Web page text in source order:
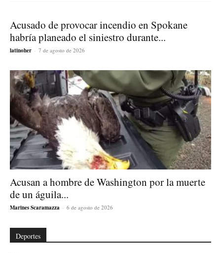
Acusado de provocar incendio en Spokane
habría planeado el siniestro durante...
latinoher - 7 de agosto de 2026
Acusan a hombre de Washington por la muerte
de un águila...
Marines Scaramazza - 6 de agosto de 2026
Deportes